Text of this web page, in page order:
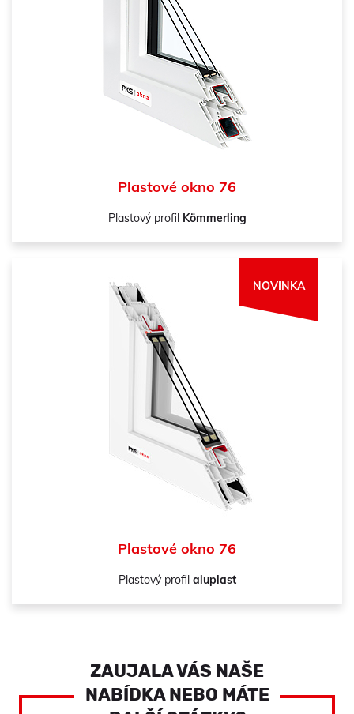
Plastové okno 76
Plastový profil Kömmerling
Plastové okno 76
Plastový profil aluplast
NOVINKA
ZAUJALA VÁS NAŠE
NABÍDKA NEBO MÁTE